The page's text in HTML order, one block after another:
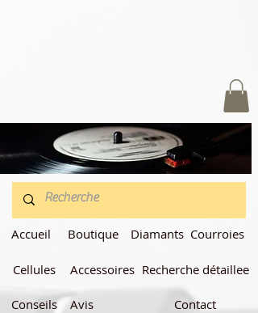
Accueil
Cellules
Conseils
Boutique
Accessoires
Avis
Diamants Courroies
Recherche détaillee
Contact